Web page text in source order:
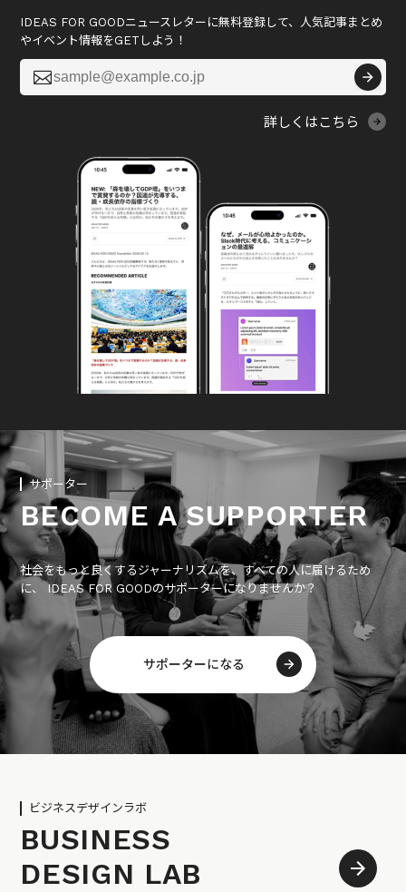
IDEAS FOR GOODニュースレターに無料登録して、人気記事まとめ
やイベント情報をGETしよう！

詳しくはこちら
サポーター
BECOME A SUPPORTER
社会をもっと良くするジャーナリズムを、すべての人に届けるため
に、 IDEAS FOR GOODのサポーターになりませんか？
サポーターになる
ビジネスデザインラボ
BUSINESS
DESIGN LAB